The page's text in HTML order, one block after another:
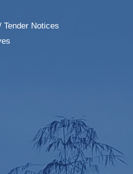
Tender Notices